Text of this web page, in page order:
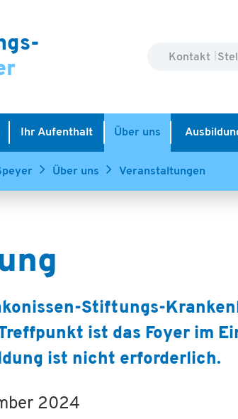
Kontakt
Ihr Aufenthalt Über uns
Über uns Veranstaltungen
Stiftungs-
ist das Foyer im
ist nicht erforderlich.
2024